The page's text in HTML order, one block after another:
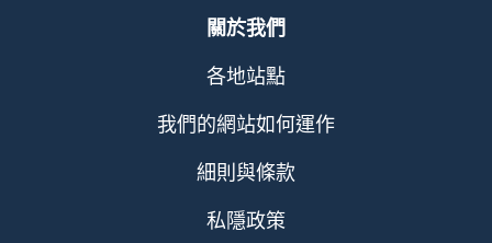
關於我們
各地站點
我們的網站如何運作
細則與條款
私隱政策